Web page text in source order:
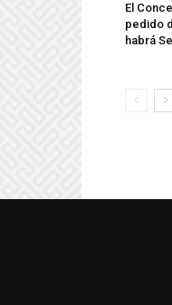
El
pedido
habrá